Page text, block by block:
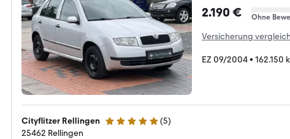
2.190 € Ohne
Versicherung
EZ 09/2004• 162.150
Cityflitzer Rellingen 5 Sterne (5)
25462 Rellingen